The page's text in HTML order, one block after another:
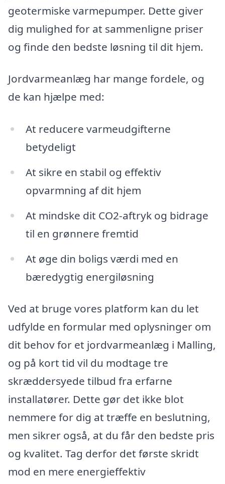
geotermiske varmepumper. Dette giver
dig mulighed for at sammenligne priser
og finde den bedste løsning til dit hjem.
Jordvarmeanlæg har mange fordele, og
de kan hjælpe med:
At reducere varmeudgifterne
betydeligt
At sikre en stabil og effektiv
opvarmning af dit hjem
At mindske dit CO2-aftryk og bidrage
til en grønnere fremtid
At øge din boligs værdi med en
bæredygtig energiløsning
Ved at bruge vores platform kan du let
udfylde en formular med oplysninger om
dit behov for et jordvarmeanlæg i Malling,
og på kort tid vil du modtage tre
skræddersyede tilbud fra erfarne
installatører. Dette gør det ikke blot
nemmere for dig at træffe en beslutning,
men sikrer også, at du får den bedste pris
og kvalitet. Tag derfor det første skridt
mod en mere energieffektiv